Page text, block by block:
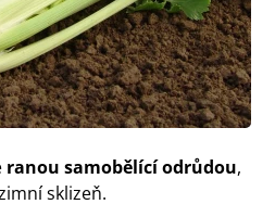
ranou samobělící odrůdou,
sklizeň.